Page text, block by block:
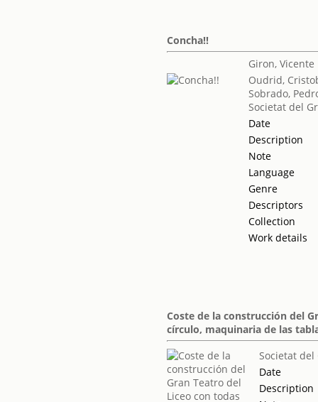
Concha!!
Giron, Vicente
Oudrid,
Sobrado,
Societat del
Date
Description
Note
Language
Genre
Descriptors
Collection
Work details
Coste de la construcción del
círculo, maquinaria de las
Societat del
Date
Description